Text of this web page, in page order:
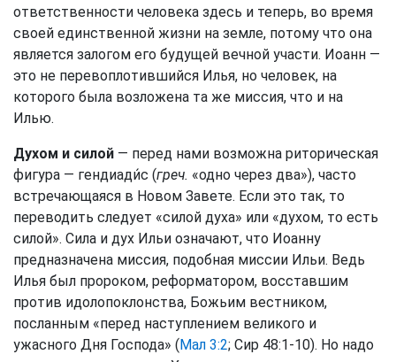
ответственности человека здесь и теперь, во время
своей единственной жизни на земле, потому что она
является залогом его будущей вечной участи. Иоанн —
это не перевоплотившийся Илья, но человек, на
которого была возложена та же миссия, что и на
Илью.
Духом и силой — перед нами возможна риторическая
фигура — гендиади́с (греч. «одно через два»), часто
встречающаяся в Новом Завете. Если это так, то
переводить следует «силой духа» или «духом, то есть
силой». Сила и дух Ильи означают, что Иоанну
предназначена миссия, подобная миссии Ильи. Ведь
Илья был пророком, реформатором, восставшим
против идолопоклонства, Божьим вестником,
посланным «перед наступлением великого и
ужасного Дня Господа» (Мал 3:2; Сир 48:1-10). Но надо